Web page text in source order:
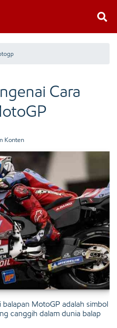
Cara
Konten
MotoGP adalah simbol
canggih dalam dunia balap